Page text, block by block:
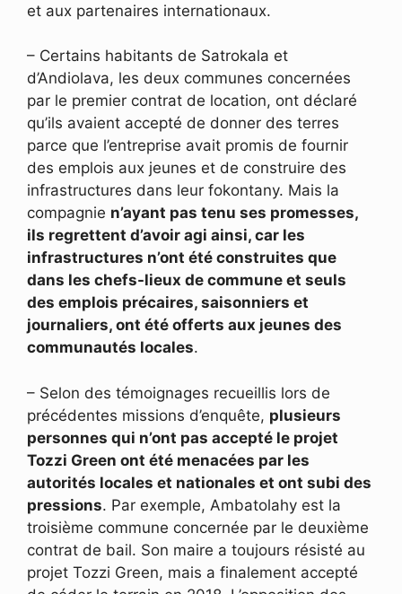
et aux partenaires internationaux.
– Certains habitants de Satrokala et
d’Andiolava, les deux communes concernées
par le premier contrat de location, ont déclaré
qu’ils avaient accepté de donner des terres
parce que l’entreprise avait promis de fournir
des emplois aux jeunes et de construire des
infrastructures dans leur fokontany. Mais la
compagnie n’ayant pas tenu ses promesses,
ils regrettent d’avoir agi ainsi, car les
infrastructures n’ont été construites que
dans les chefs-lieux de commune et seuls
des emplois précaires, saisonniers et
journaliers, ont été offerts aux jeunes des
communautés locales.
– Selon des témoignages recueillis lors de
précédentes missions d’enquête, plusieurs
personnes qui n’ont pas accepté le projet
Tozzi Green ont été menacées par les
autorités locales et nationales et ont subi des
pressions. Par exemple, Ambatolahy est la
troisième commune concernée par le deuxième
contrat de bail. Son maire a toujours résisté au
projet Tozzi Green, mais a finalement accepté